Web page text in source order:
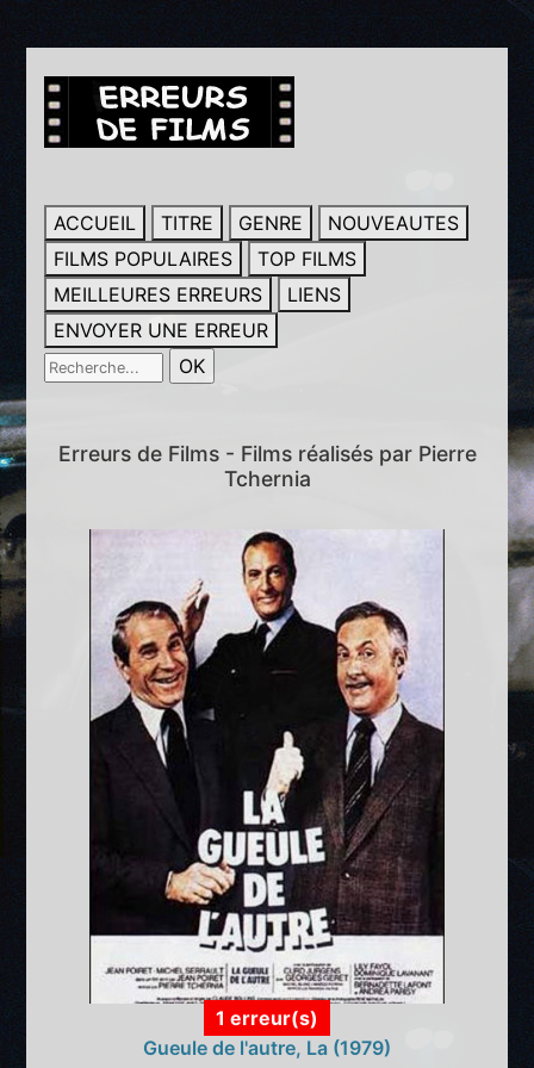
ACCUEIL TITRE GENRE
NOUVEAUTES
FILMS POPULAIRES
TOP FILMS
MEILLEURES ERREURS
LIENS
ENVOYER UNE ERREUR
Erreurs de Films - Films réalisés par Pierre
Tchernia
1 erreur(s)
Gueule de l'autre, La (1979)